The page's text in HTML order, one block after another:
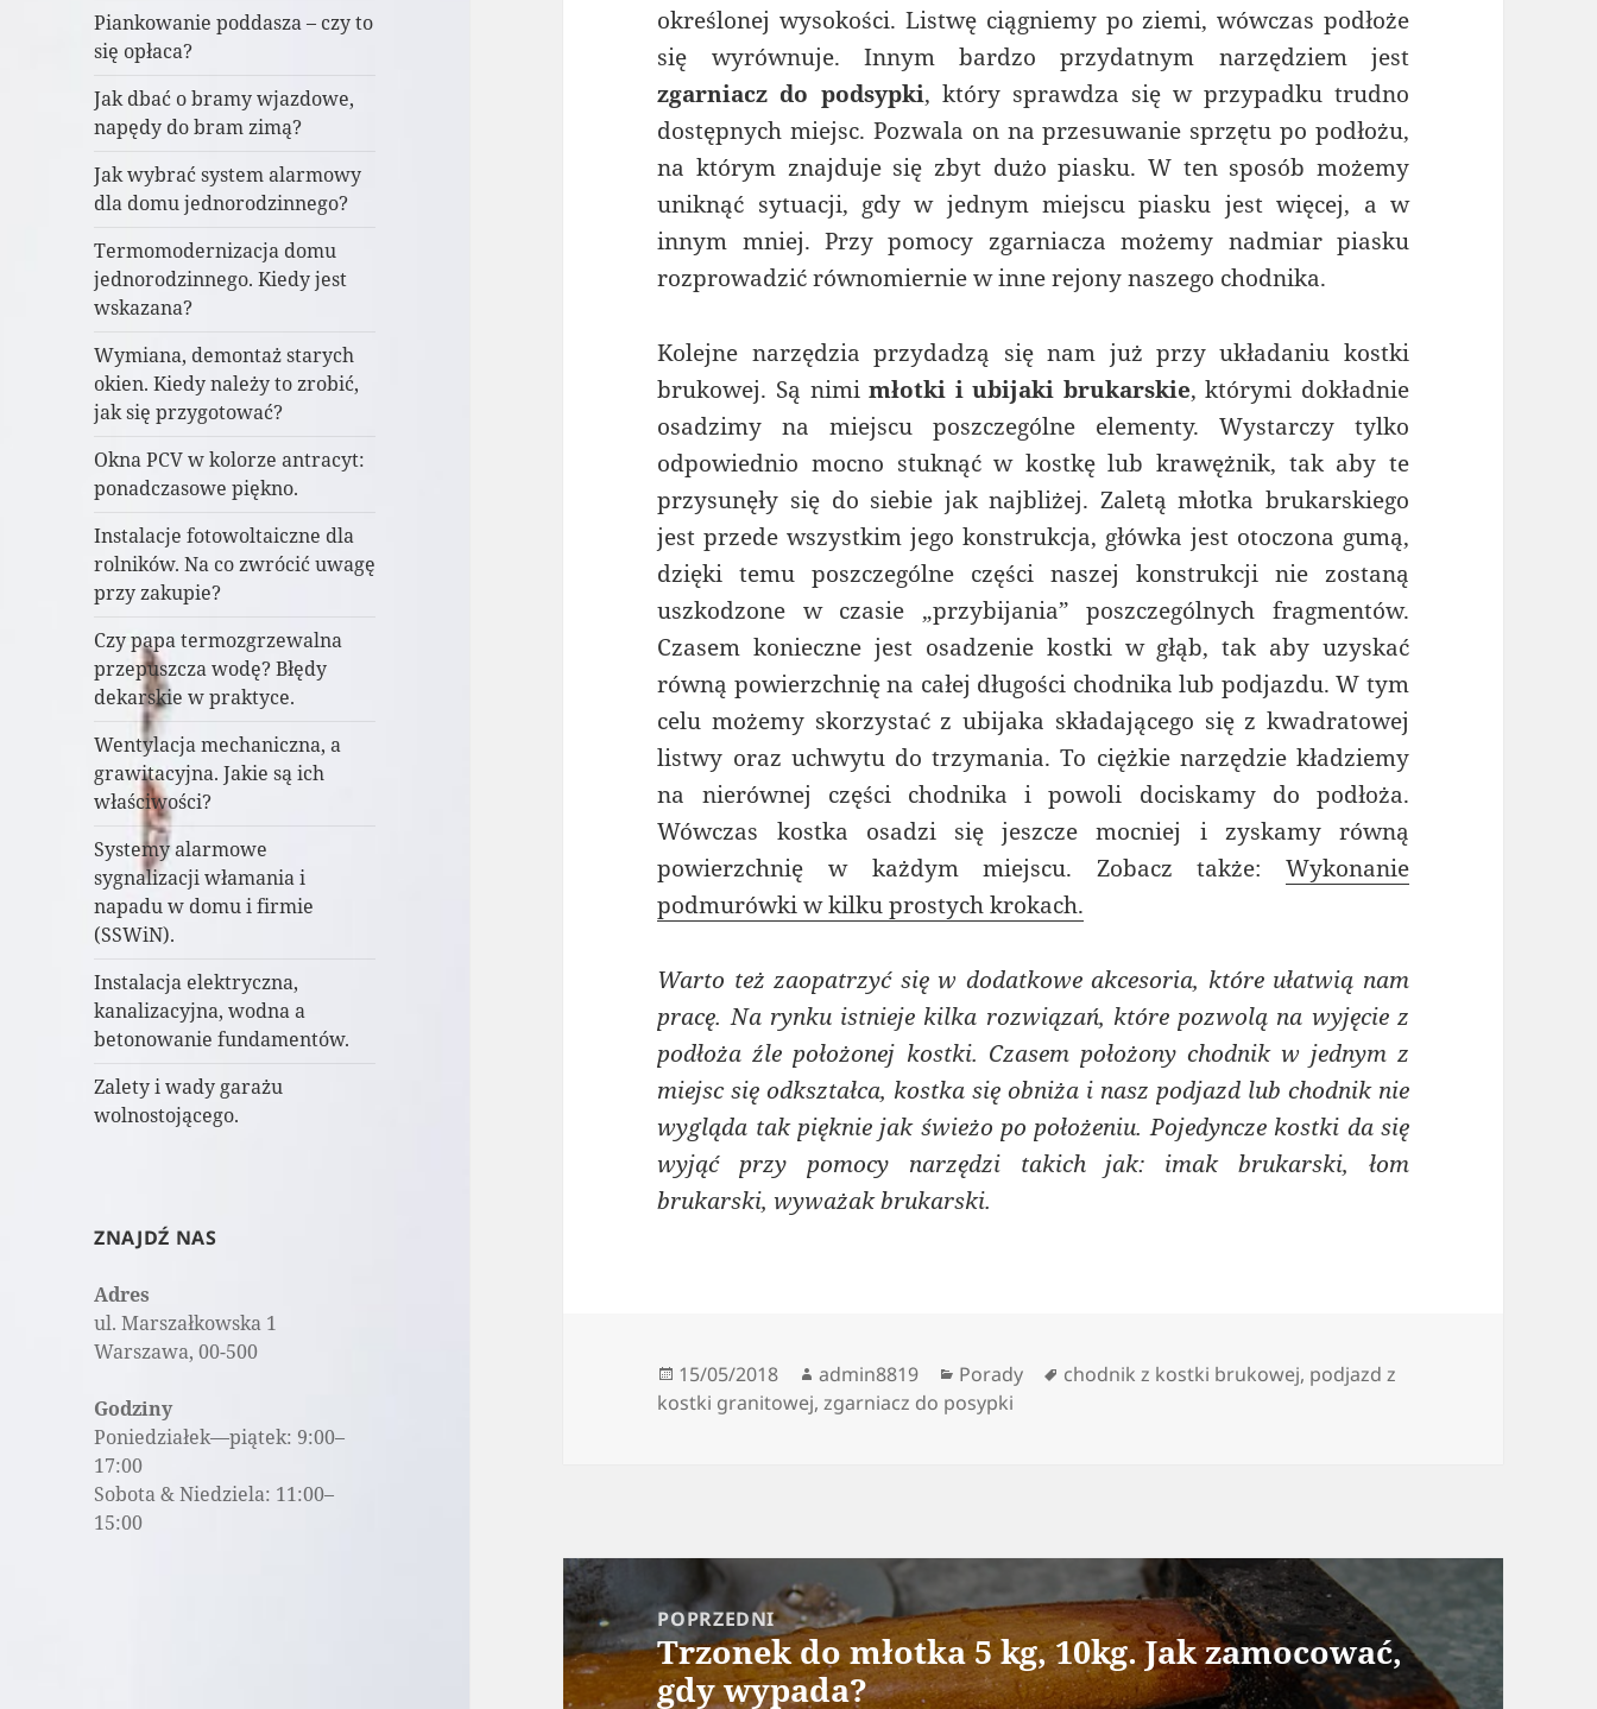
Piankowanie poddasza – czy to
się opłaca?
Jak dbać o bramy wjazdowe,
napędy do bram zimą?
Jak wybrać system alarmowy
dla domu jednorodzinnego?
Termomodernizacja domu
jednorodzinnego. Kiedy jest
wskazana?
Wymiana, demontaż starych
okien. Kiedy należy to zrobić,
jak się przygotować?
Okna PCV w kolorze antracyt:
ponadczasowe piękno.
Instalacje fotowoltaiczne dla
rolników. Na co zwrócić uwagę
przy zakupie?
Czy papa termozgrzewalna
przepuszcza wodę? Błędy
dekarskie w praktyce.
Wentylacja mechaniczna, a
grawitacyjna. Jakie są ich
właściwości?
Systemy alarmowe
sygnalizacji włamania i
napadu w domu i firmie
(SSWiN).
Instalacja elektryczna,
kanalizacyjna, wodna a
betonowanie fundamentów.
Zalety i wady garażu
wolnostojącego.
ZNAJDŹ NAS
Adres
ul. Marszałkowska 1
Warszawa, 00-500
Godziny
Poniedziałek—piątek: 9:00–
17:00
Sobota & Niedziela: 11:00–
15:00
określonej wysokości. Listwę ciągniemy po ziemi, wówczas podłoże
się wyrównuje. Innym bardzo przydatnym narzędziem jest
zgarniacz do podsypki, który sprawdza się w przypadku trudno
dostępnych miejsc. Pozwala on na przesuwanie sprzętu po podłożu,
na którym znajduje się zbyt dużo piasku. W ten sposób możemy
uniknąć sytuacji, gdy w jednym miejscu piasku jest więcej, a w
innym mniej. Przy pomocy zgarniacza możemy nadmiar piasku
rozprowadzić równomiernie w inne rejony naszego chodnika.
Kolejne narzędzia przydadzą się nam już przy układaniu kostki
brukowej. Są nimimłotki i ubijaki brukarskie, którymi dokładnie
osadzimy na miejscu poszczególne elementy. Wystarczy tylko
odpowiednio mocno stuknąć w kostkę lub krawężnik, tak aby te
przysunęły się do siebie jak najbliżej. Zaletą młotka brukarskiego
jest przede wszystkim jego konstrukcja, główka jest otoczona gumą,
dzięki temu poszczególne części naszej konstrukcji nie zostaną
uszkodzone w czasie „przybijania” poszczególnych fragmentów.
Czasem konieczne jest osadzenie kostki w głąb, tak aby uzyskać
równą powierzchnię na całej długości chodnika lub podjazdu. W tym
celu możemy skorzystać z ubijaka składającego się z kwadratowej
listwy oraz uchwytu do trzymania. To ciężkie narzędzie kładziemy
na nierównej części chodnika i powoli dociskamy do podłoża.
Wówczas kostka osadzi się jeszcze mocniej i zyskamy równą
powierzchnię w każdym miejscu. Zobacz także: Wykonanie
podmurówki w kilku prostych krokach.
Warto też zaopatrzyć się w dodatkowe akcesoria, które ułatwią nam
pracę. Na rynku istnieje kilka rozwiązań, które pozwolą na wyjęcie z
podłoża źle położonej kostki. Czasem położony chodnik w jednym z
miejsc się odkształca, kostka się obniża i nasz podjazd lub chodnik nie
wygląda tak pięknie jak świeżo po położeniu. Pojedyncze kostki da się
wyjąć przy pomocy narzędzi takich jak: imak brukarski, łom
brukarski, wyważak brukarski.
Data
publikacji
15/05/2018 Autor
admin8819 Kategorie
Porady Tagi
chodnik z kostki brukowej, podjazd z
kostki granitowej,zgarniacz do posypki
Nawigacja
wpisu
POPRZEDNI
Poprzedni
wpis:
Trzonek do młotka 5 kg, 10kg. Jak zamocować,
gdy wypada?